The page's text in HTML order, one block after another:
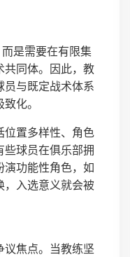
是需要在有限集
共同体。因此，教
与既定战术体系
化。
位置多样性、角色
球员在俱乐部拥
功能性角色，如
，入选意义就会被
议焦点。当教练坚